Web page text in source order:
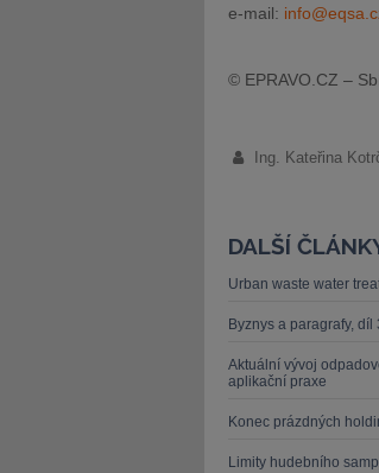
e-mail:
© EPRAVO.CZ –
Ing. Kateřina
DALŠÍ
Urban waste water
Byznys a paragrafy,
Aktuální vývoj
aplikační praxe
Konec prázdných
Limity hudebního